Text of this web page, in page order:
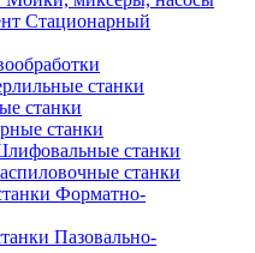
Стационарный
станки
станки
станки
станки
станки
Форматно-
Пазовально-